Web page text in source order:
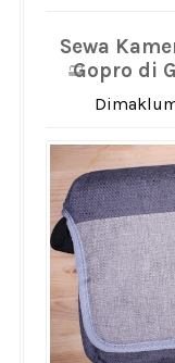
Sewa
Gopro di